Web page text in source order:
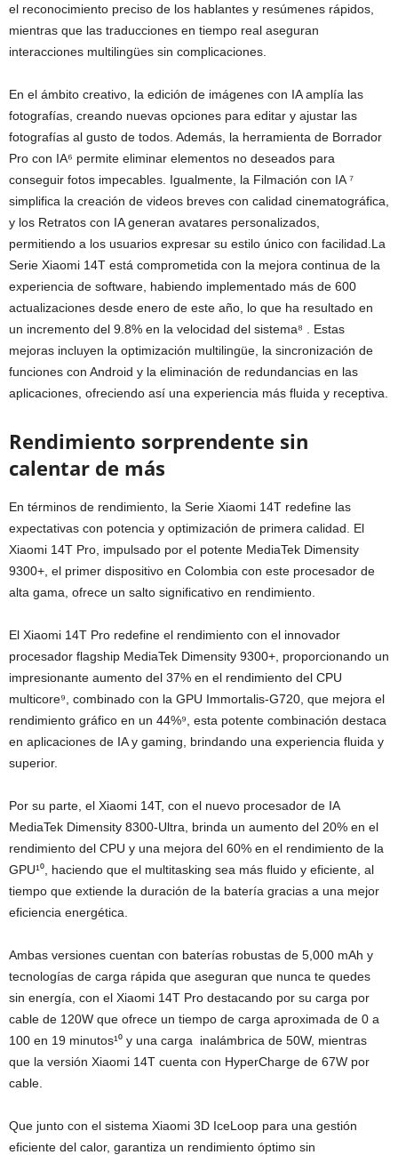
el reconocimiento preciso de los hablantes y resúmenes rápidos,
mientras que las traducciones en tiempo real aseguran
interacciones multilingües sin complicaciones.
En el ámbito creativo, la edición de imágenes con IA amplía las
fotografías, creando nuevas opciones para editar y ajustar las
fotografías al gusto de todos. Además, la herramienta de Borrador
Pro con IA⁶ permite eliminar elementos no deseados para
conseguir fotos impecables. Igualmente, la Filmación con IA ⁷
simplifica la creación de videos breves con calidad cinematográfica,
y los Retratos con IA generan avatares personalizados,
permitiendo a los usuarios expresar su estilo único con facilidad. La
Serie Xiaomi 14T está comprometida con la mejora continua de la
experiencia de software, habiendo implementado más de 600
actualizaciones desde enero de este año, lo que ha resultado en
un incremento del 9.8% en la velocidad del sistema⁸ . Estas
mejoras incluyen la optimización multilingüe, la sincronización de
funciones con Android y la eliminación de redundancias en las
aplicaciones, ofreciendo así una experiencia más fluida y receptiva.
Rendimiento sorprendente sin
calentar de más
En términos de rendimiento, la Serie Xiaomi 14T redefine las
expectativas con potencia y optimización de primera calidad. El
Xiaomi 14T Pro, impulsado por el potente MediaTek Dimensity
9300+, el primer dispositivo en Colombia con este procesador de
alta gama, ofrece un salto significativo en rendimiento.
El Xiaomi 14T Pro redefine el rendimiento con el innovador
procesador flagship MediaTek Dimensity 9300+, proporcionando un
impresionante aumento del 37% en el rendimiento del CPU
multicore⁹, combinado con la GPU Immortalis-G720, que mejora el
rendimiento gráfico en un 44%⁹, esta potente combinación destaca
en aplicaciones de IA y gaming, brindando una experiencia fluida y
superior.
Por su parte, el Xiaomi 14T, con el nuevo procesador de IA
MediaTek Dimensity 8300-Ultra, brinda un aumento del 20% en el
rendimiento del CPU y una mejora del 60% en el rendimiento de la
GPU¹⁰, haciendo que el multitasking sea más fluido y eficiente, al
tiempo que extiende la duración de la batería gracias a una mejor
eficiencia energética.
Ambas versiones cuentan con baterías robustas de 5,000 mAh y
tecnologías de carga rápida que aseguran que nunca te quedes
sin energía, con el Xiaomi 14T Pro destacando por su carga por
cable de 120W que ofrece un tiempo de carga aproximada de 0 a
100 en 19 minutos¹⁰ y una carga inalámbrica de 50W, mientras
que la versión Xiaomi 14T cuenta con HyperCharge de 67W por
cable.
Que junto con el sistema Xiaomi 3D IceLoop para una gestión
eficiente del calor, garantiza un rendimiento óptimo sin